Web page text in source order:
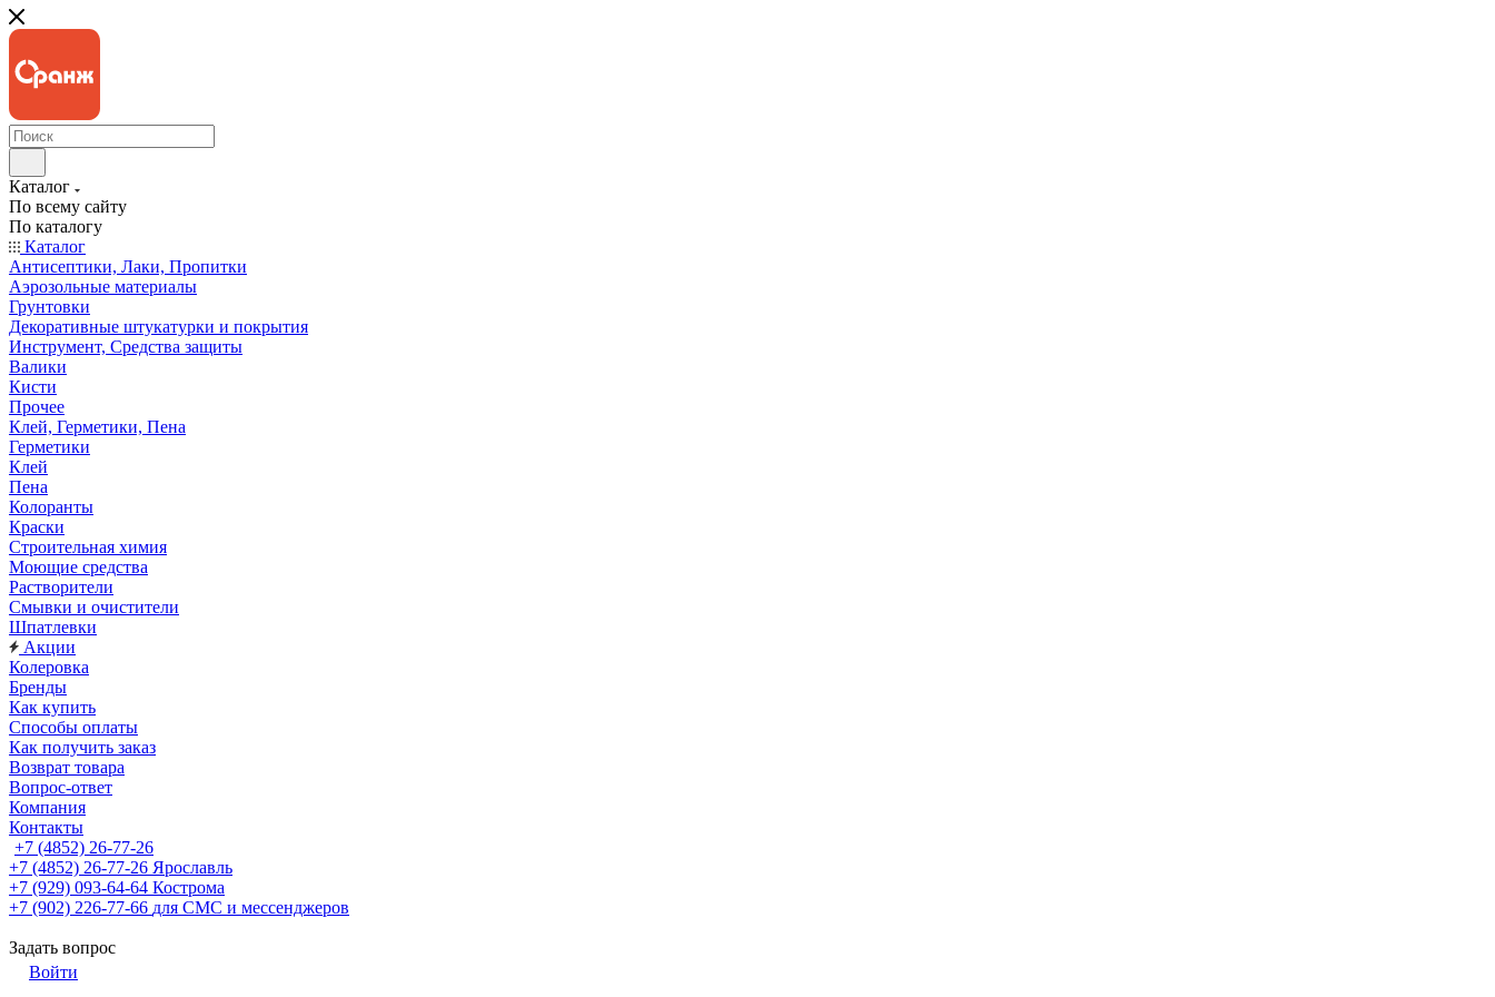
Каталог
По всему сайту
По каталогу
Каталог
Антисептики, Лаки, Пропитки
Аэрозольные материалы
Грунтовки
Декоративные штукатурки и покрытия
Инструмент, Средства защиты
Валики
Кисти
Прочее
Клей, Герметики, Пена
Герметики
Клей
Пена
Колоранты
Краски
Строительная химия
Моющие средства
Растворители
Смывки и очистители
Шпатлевки
Акции
Колеровка
Бренды
Как купить
Способы оплаты
Как получить заказ
Возврат товара
Вопрос-ответ
Компания
Контакты
+7 (4852) 26-77-26
+7 (4852) 26-77-26 Ярославль
+7 (929) 093-64-64 Кострома
+7 (902) 226-77-66 для СМС и мессенджеров
Задать вопрос
Войти